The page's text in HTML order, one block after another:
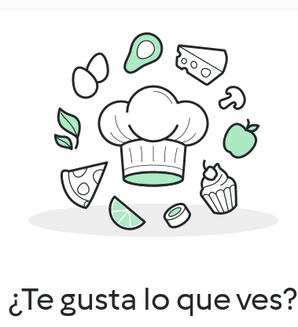
¿Te gusta lo que ves?